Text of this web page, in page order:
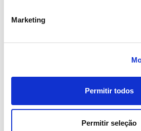
Marketing
Permitir todos
Permitir seleção
Revista TIME volta a
REN como uma das
mais sustentáveis do